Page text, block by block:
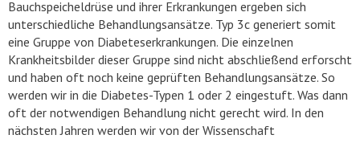
Bauchspeicheldrüse und ihrer Erkrankungen ergeben sich
unterschiedliche Behandlungsansätze. Typ 3c generiert somit
eine Gruppe von Diabeteserkrankungen. Die einzelnen
Krankheitsbilder dieser Gruppe sind nicht abschließend erforscht
und haben oft noch keine geprüften Behandlungsansätze. So
werden wir in die Diabetes-Typen 1 oder 2 eingestuft. Was dann
oft der notwendigen Behandlung nicht gerecht wird. In den
nächsten Jahren werden wir von der Wissenschaft